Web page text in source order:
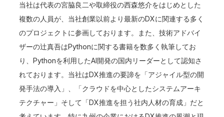
当社は代表の宮脇良二や取締役の西森悠介をはじめとした
複数の人員が、当社創業以前より最新のDXに関連する多く
のプロジェクトに参画しております。また、技術アドバイ
ザーの辻真吾はPythonに関する書籍を数多く執筆してお
り、Pythonを利用したAI開発の国内リーダーとして認知さ
れております。当社はDX推進の要諦を「アジャイル型の開
発手法の導入」、「クラウドを中心としたシステムアーキ
テクチャー」そして「DX推進を担う社内人材の育成」だと